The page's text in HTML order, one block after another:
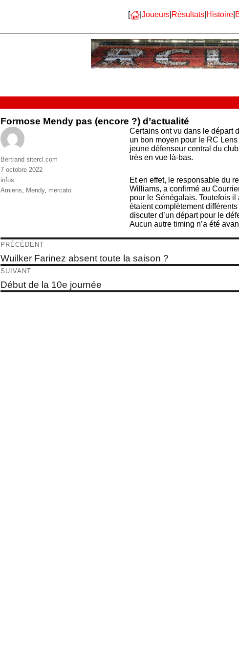
[ | Joueurs| Résultats| Histoire|
Formose Mendy pas (encore ?) d’actualité
Certains ont vu dans le départ
un bon moyen pour le RC
jeune défenseur central du
très en vue là-bas.
Et en effet, le responsable du
Williams, a confirmé au
pour le Sénégalais. Toutefois
étaient complètement
discuter d’un départ pour le
Aucun autre timing n’a été
Auteur
Bertrand sitercl.com
Publié
le
7 octobre 2022
Catégories
infos
Étiquettes
Amiens, Mendy, mercato
Navigation
de
l’article
PRÉCÉDENT
Article
précédent :
Wuilker Farinez absent toute la saison ?
SUIVANT
Article
suivant :
Début de la 10e journée